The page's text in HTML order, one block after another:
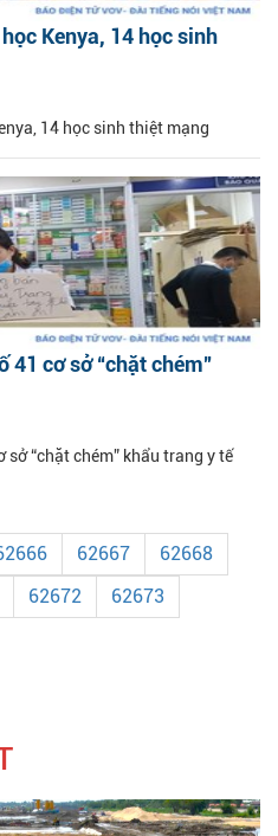
Kenya, 14 học sinh
14 học sinh thiệt mạng
41 cơ sở “chặt chém”
sở “chặt chém” khẩu trang y tế
62667
62668
62672
62673